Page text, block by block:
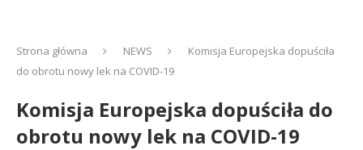
Strona główna NEWS
Komisja Europejska dopuściła
do obrotu nowy lek na COVID-19
Komisja Europejska dopuściła do
obrotu nowy lek na COVID-19